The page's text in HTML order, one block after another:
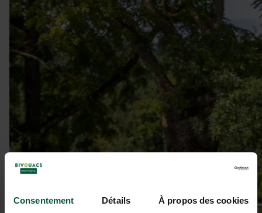
Consentement Détails À propos des cookies